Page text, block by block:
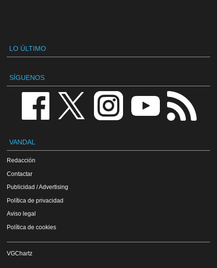
LO ÚLTIMO
SÍGUENOS
VANDAL
Redacción
Contactar
Publicidad / Advertising
Política de privacidad
Aviso legal
Política de cookies
VGChartz